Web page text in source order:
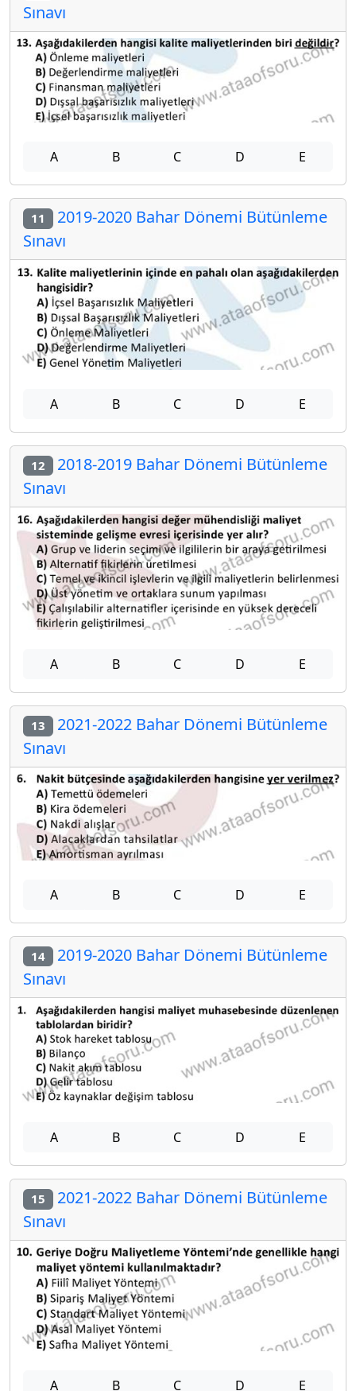
Sınavı
A B C D E
11 2019-2020 Bahar Dönemi Bütünleme
Sınavı
A B C D E
12 2018-2019 Bahar Dönemi Bütünleme
Sınavı
A B C D E
13 2021-2022 Bahar Dönemi Bütünleme
Sınavı
A B C D E
14 2019-2020 Bahar Dönemi Bütünleme
Sınavı
A B C D E
15 2021-2022 Bahar Dönemi Bütünleme
Sınavı
A B C D E